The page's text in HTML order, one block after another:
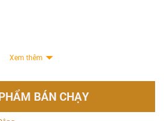
Xem thêm
BÁN CHẠY